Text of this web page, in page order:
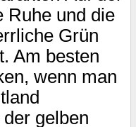
Ruhe und die
Grün
Am besten
wenn man
gelben